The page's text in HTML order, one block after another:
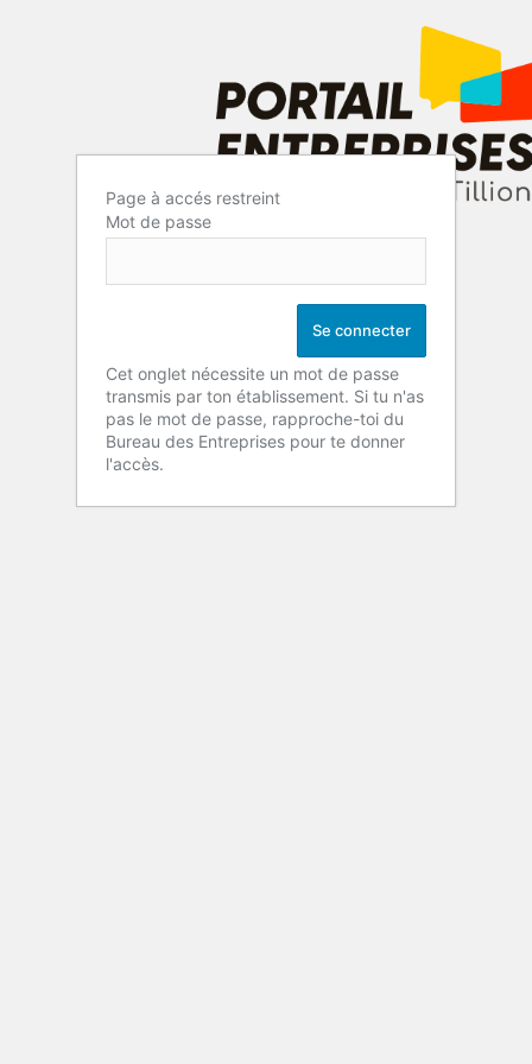
Page à accés restreint
Mot de passe
Cet onglet nécessite un mot de passe
transmis par ton établissement. Si tu n'as
pas le mot de passe, rapproche-toi du
Bureau des Entreprises pour te donner
l'accès.